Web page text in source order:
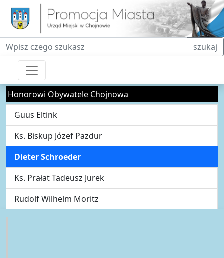
Fraza do wyszukiwania szukaj
Honorowi Obywatele Chojnowa
Guus Eltink
Ks. Biskup Józef Pazdur
Dieter Schroeder
Ks. Prałat Tadeusz Jurek
Rudolf Wilhelm Moritz